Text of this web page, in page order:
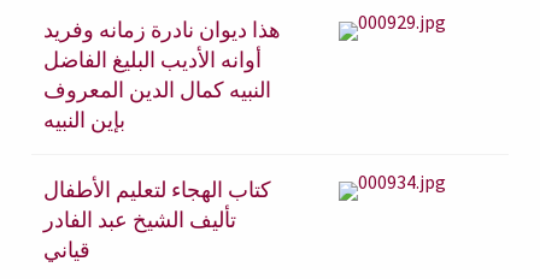
هذا ديوان نادرة زمانه وفريد
أوانه الأديب البليغ الفاضل
النبيه كمال الدين المعروف
بإين النبيه
كتاب الهجاء لتعليم الأطفال
تأليف الشيخ عبد الفادر
قياني